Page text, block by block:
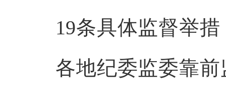
19条具体监督举
各地纪委监委靠